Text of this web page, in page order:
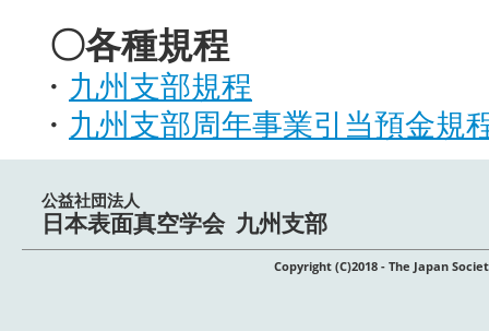
〇各種規程
・ 九州支部規程
・ 九州支部周年事業引当預金規
公益社団法人
日本表面真空学会 九州支部
Copyright (C)2018 - The Japan